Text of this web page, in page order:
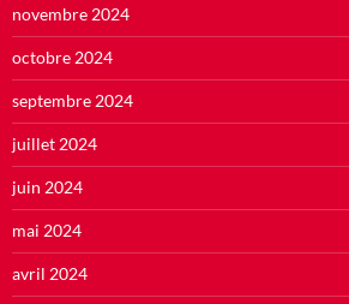
novembre 2024
octobre 2024
septembre 2024
juillet 2024
juin 2024
mai 2024
avril 2024